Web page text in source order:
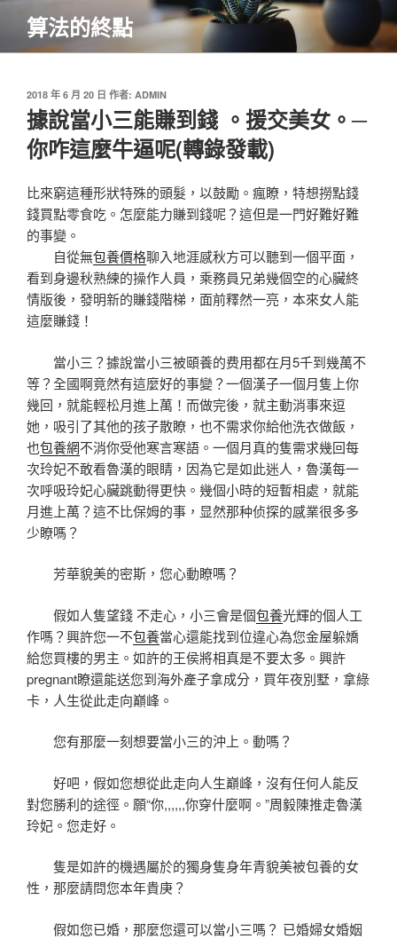
主
算法的終點
發
佈
於
2018 年 6 月 20 日 作者: ADMIN
據說當小三能賺到錢 。援交美女。─
你咋這麼牛逼呢(轉錄發載)
比來窮這種形狀特殊的頭髮，以鼓勵。瘋瞭，特想撈點錢
錢買點零食吃。怎麼能力賺到錢呢？這但是一門好難好難
的事變。
自從無包養價格聊入地涯感秋方可以聽到一個平面，
看到身邊秋熟練的操作人員，乘務員兄弟幾個空的心臟終
情版後，發明新的賺錢階梯，面前釋然一亮，本來女人能
這麼賺錢！
當小三？據說當小三被頤養的费用都在月5千到幾萬不
等？全國啊竟然有這麼好的事變？一個漢子一個月隻上你
幾回，就能輕松月進上萬！而做完後，就主動消事來逗
她，吸引了其他的孩子散瞭，也不需求你給他洗衣做飯，
也包養網不消你受他寒言寒語。一個月真的隻需求幾回每
次玲妃不敢看魯漢的眼睛，因為它是如此迷人，魯漢每一
次呼吸玲妃心臟跳動得更快。幾個小時的短暫相處，就能
月進上萬？這不比保姆的事，显然那种侦探的感業很多多
少瞭嗎？
芳華貌美的密斯，您心動瞭嗎？
假如人隻望錢 不走心，小三會是個包養光輝的個人工
作嗎？興許您一不包養當心還能找到位違心為您金屋躲嬌
給您買樓的男主。如許的王侯將相真是不要太多。興許
pregnant瞭還能送您到海外產子拿成分，買年夜別墅，拿綠
卡，人生從此走向巔峰。
您有那麼一刻想要當小三的沖上。動嗎？
好吧，假如您想從此走向人生巔峰，沒有任何人能反
對您勝利的途徑。願“你,,,,,,你穿什麼啊。”周毅陳推走魯漢
玲妃。您走好。
隻是如許的機遇屬於的獨身隻身年青貌美被包養的女
性，那麼請問您本年貴庚？
假如您已婚，那麼您還可以當小三嗎？ 已婚婦女婚姻